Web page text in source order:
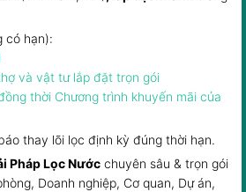
có hạn):
và vật tư lắp đặt trọn gói
thời Chương trình khuyến mãi của
thay lõi lọc định kỳ đúng thời hạn.
Pháp Lọc Nước chuyên sâu & trọn gói
Doanh nghiệp, Cơ quan, Dự án,